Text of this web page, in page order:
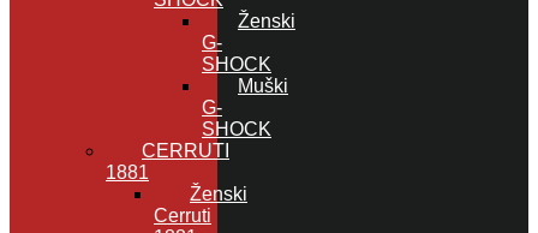
Ženski
G-
SHOCK
Muški
G-
SHOCK
CERRUTI
1881
Ženski
Cerruti